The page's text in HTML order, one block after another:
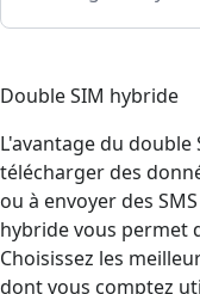
Double SIM hybride
L'avantage du
télécharger des
ou à envoyer des
hybride vous permet
Choisissez les
dont vous comptez